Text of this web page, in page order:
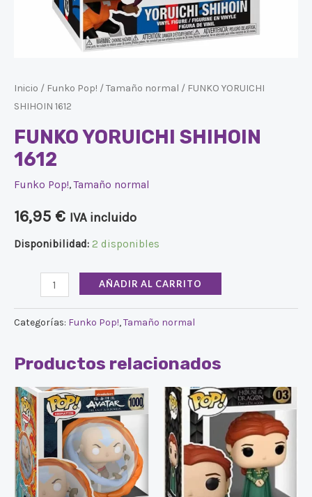
Inicio / Funko Pop! /Tamaño normal / FUNKO YORUICHI
SHIHOIN 1612
FUNKO YORUICHI SHIHOIN
1612
Funko Pop!,Tamaño normal
16,95 € IVA incluido
Disponibilidad: 2 disponibles
AÑADIR AL CARRITO
Categorías: Funko Pop!,Tamaño normal
Productos relacionados